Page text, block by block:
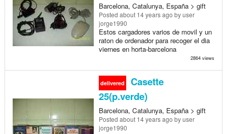
Barcelona, Catalunya, España > gift
Posted about 14 years ago by user
jorge1990
Estos cargadores varios de movil y un
raton de ordenador para recoger el dia
viernes en horta-barcelona
2864 views
delivered
Casette
25(p.verde)
Barcelona, Catalunya, España > gift
Posted about 14 years ago by user
jorge1990